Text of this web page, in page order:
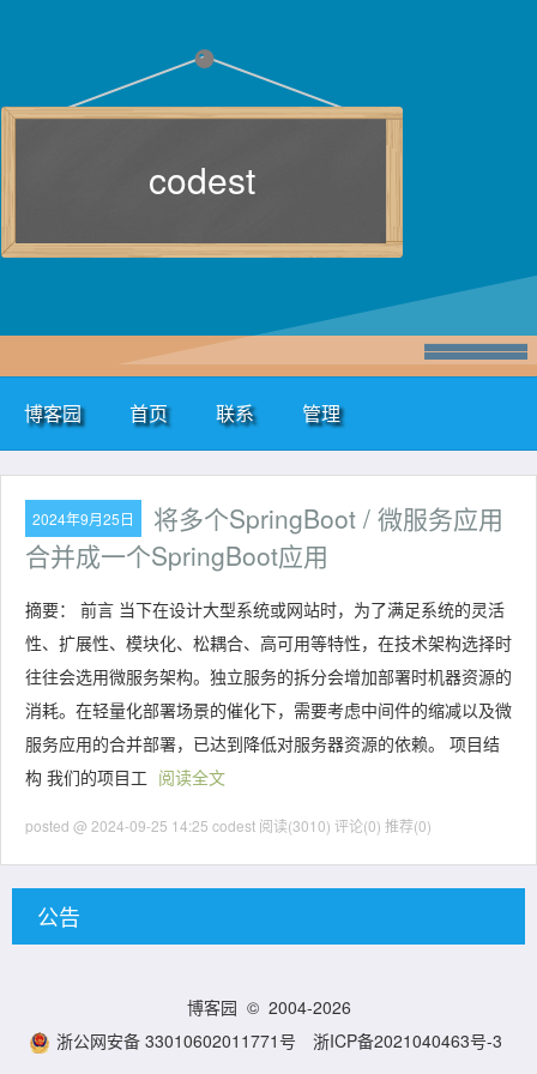
codest
博客园 首页 联系 管理
2024年9月25日
将多个SpringBoot / 微服务应用
合并成一个SpringBoot应用
摘要： 前言 当下在设计大型系统或网站时，为了满足系统的灵活
性、扩展性、模块化、松耦合、高可用等特性，在技术架构选择时
往往会选用微服务架构。独立服务的拆分会增加部署时机器资源的
消耗。在轻量化部署场景的催化下，需要考虑中间件的缩减以及微
服务应用的合并部署，已达到降低对服务器资源的依赖。 项目结
构 我们的项目工 阅读全文
posted @ 2024-09-25 14:25 codest 阅读(3010) 评论(0) 推荐(0)
公告
博客园 © 2004-2026
浙公网安备 33010602011771号
浙ICP备2021040463号-3